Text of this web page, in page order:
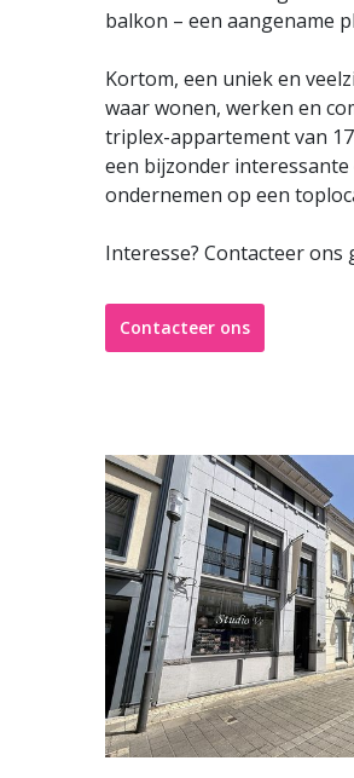
balkon – een aangename
Kortom, een uniek en
waar wonen, werken en
triplex-appartement van
een bijzonder
ondernemen op een
Interesse? Contacteer
Contacteer ons